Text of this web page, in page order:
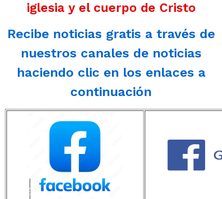
iglesia y el cuerpo de Cristo
Recibe noticias gratis a través de
nuestros canales de noticias
haciendo clic en los enlaces a
continuación